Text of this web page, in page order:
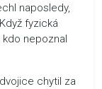
naposledy,
fyzická
kdo nepoznal
chytil za